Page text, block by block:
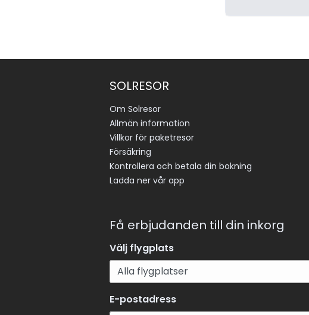
SOLRESOR
Om Solresor
Allmän information
Villkor för paketresor
Försäkring
Kontrollera och betala din bokning
Ladda ner vår app
Få erbjudanden till din inkorg
Välj flygplats
E-postadress